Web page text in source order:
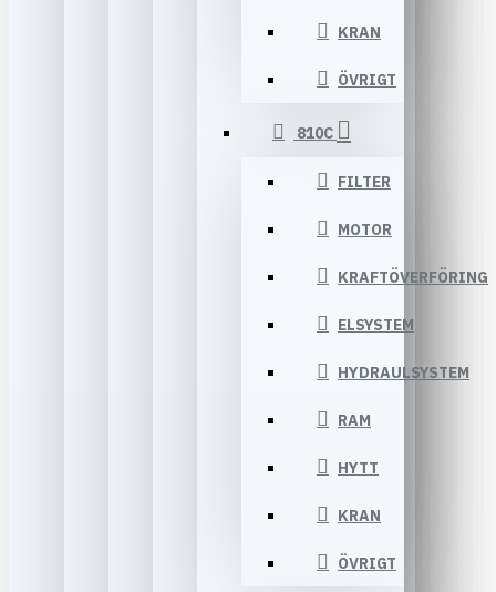
KRAN
ÖVRIGT
810C
FILTER
MOTOR
KRAFTÖVERFÖRING
ELSYSTEM
HYDRAULSYSTEM
RAM
HYTT
KRAN
ÖVRIGT